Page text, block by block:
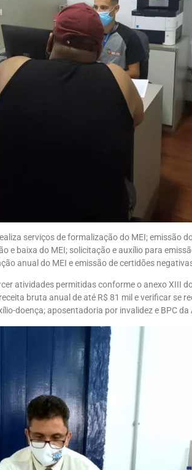
serviços de formalização do MEI; emissão
e baixa do MEI; solicitação e auxílio para
anual do MEI e emissão de certidões
atividades permitidas conforme o anexo XIII
bruta anual de até R$ 81 mil e verificar se
doença; aposentadoria por invalidez e BPC da